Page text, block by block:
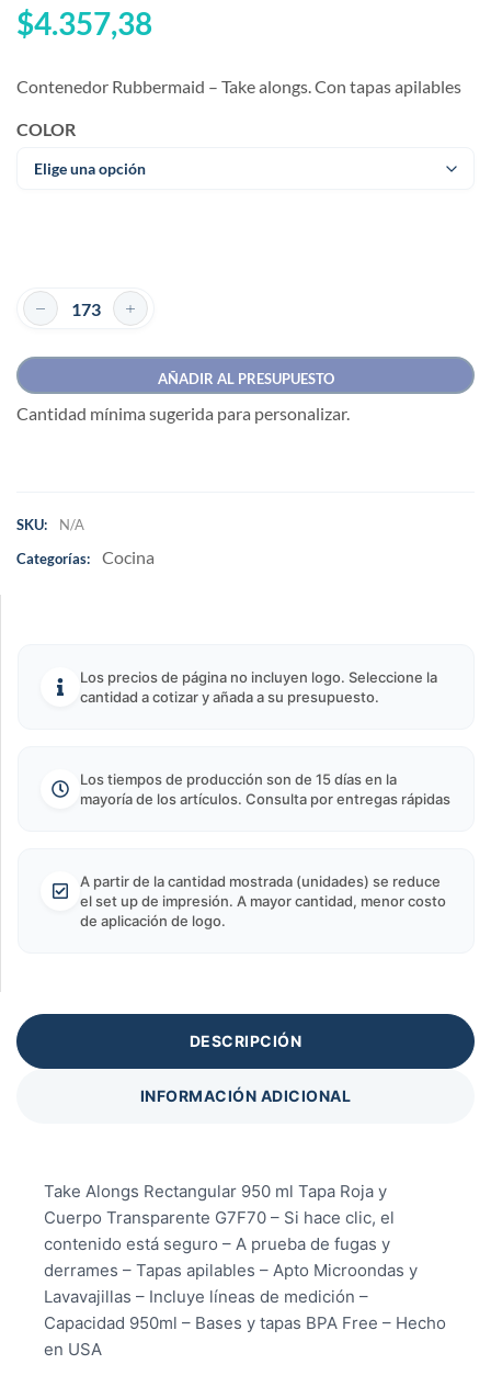
$4.357,38
Contenedor Rubbermaid – Take alongs. Con tapas apilables
COLOR
AÑADIR AL PRESUPUESTO
Cantidad mínima sugerida para personalizar.
SKU:
N/A
Categorías:
Cocina
Los precios de página no incluyen logo. Seleccione la
cantidad a cotizar y añada a su presupuesto.
Los tiempos de producción son de 15 días en la
mayoría de los artículos. Consulta por entregas rápidas
A partir de la cantidad mostrada (unidades) se reduce
el set up de impresión. A mayor cantidad, menor costo
de aplicación de logo.
DESCRIPCIÓN
INFORMACIÓN ADICIONAL
Take Alongs Rectangular 950 ml Tapa Roja y
Cuerpo Transparente G7F70 – Si hace clic, el
contenido está seguro – A prueba de fugas y
derrames – Tapas apilables – Apto Microondas y
Lavavajillas – Incluye líneas de medición –
Capacidad 950ml – Bases y tapas BPA Free – Hecho
en USA